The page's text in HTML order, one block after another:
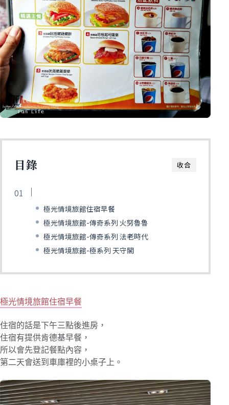
收合
目錄
極光情境旅館住宿早餐
極光情境旅館-傳奇系列 火努魯魯
極光情境旅館-傳奇系列 法老時代
極光情境旅館-極系列 天守閣
極光情境旅館住宿早餐
住宿的話是下午三點後進房，
住宿有提供肯德基早餐，
所以會先登記餐點內容，
第二天會送到車庫裡的小桌子上。